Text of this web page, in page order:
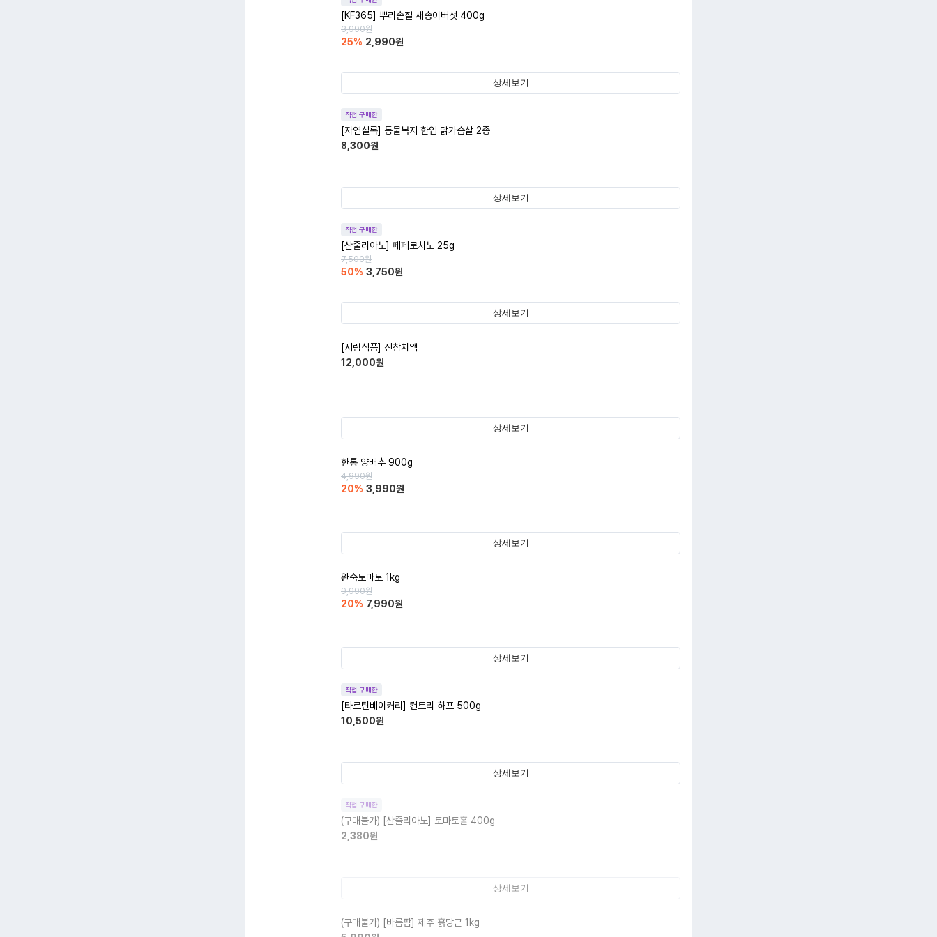
[KF365] 뿌리손질 새송이버섯 400g
3,990원
25% 2,990원
상세보기
직접 구매한
[자연실록] 동물복지 한입 닭가슴살 2종
8,300원
상세보기
직접 구매한
[산줄리아노] 페페로치노 25g
7,500원
50% 3,750원
상세보기
[서림식품] 진참치액
12,000원
상세보기
한통 양배추 900g
4,990원
20% 3,990원
상세보기
완숙토마토 1kg
9,990원
20% 7,990원
상세보기
직접 구매한
[타르틴베이커리] 컨트리 하프 500g
10,500원
상세보기
직접 구매한
(구매불가) [산줄리아노] 토마토홀 400g
2,380원
상세보기
(구매불가) [바름팜] 제주 흙당근 1kg